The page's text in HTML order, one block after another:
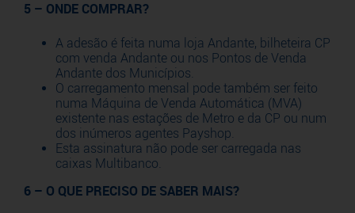
5 – ONDE COMPRAR?
A adesão é feita numa loja Andante, bilheteira CP
com venda Andante ou nos Pontos de Venda
Andante dos Municípios.
O carregamento mensal pode também ser feito
numa Máquina de Venda Automática (MVA)
existente nas estações de Metro e da CP ou num
dos inúmeros agentes Payshop.
Esta assinatura não pode ser carregada nas
caixas Multibanco.
6 – O QUE PRECISO DE SABER MAIS?